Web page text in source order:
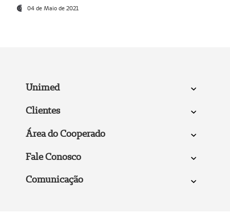
04 de Maio de 2021
Unimed
Clientes
Área do Cooperado
Fale Conosco
Comunicação